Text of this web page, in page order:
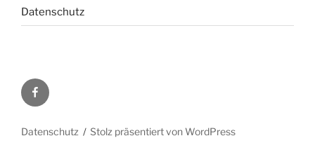
Datenschutz
Facebook
Datenschutz Stolz präsentiert von WordPress